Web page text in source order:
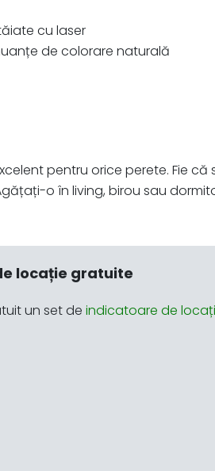
cu laser
de colorare naturală
pentru orice perete. Fie
o în living, birou sau
locație gratuite
un set de indicatoare de